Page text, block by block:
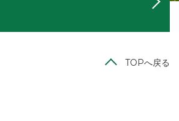
TOPへ戻る